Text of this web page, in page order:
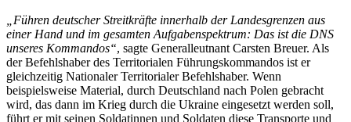
„Führen deutscher Streitkräfte innerhalb der Landesgrenzen aus
einer Hand und im gesamten Aufgabenspektrum: Das ist die DNS
unseres Kommandos“, sagte Generalleutnant Carsten Breuer. Als
der Befehlshaber des Territorialen Führungskommandos ist er
gleichzeitig Nationaler Territorialer Befehlshaber. Wenn
beispielsweise Material, durch Deutschland nach Polen gebracht
wird, das dann im Krieg durch die Ukraine eingesetzt werden soll,
führt er mit seinen Soldatinnen und Soldaten diese Transporte und